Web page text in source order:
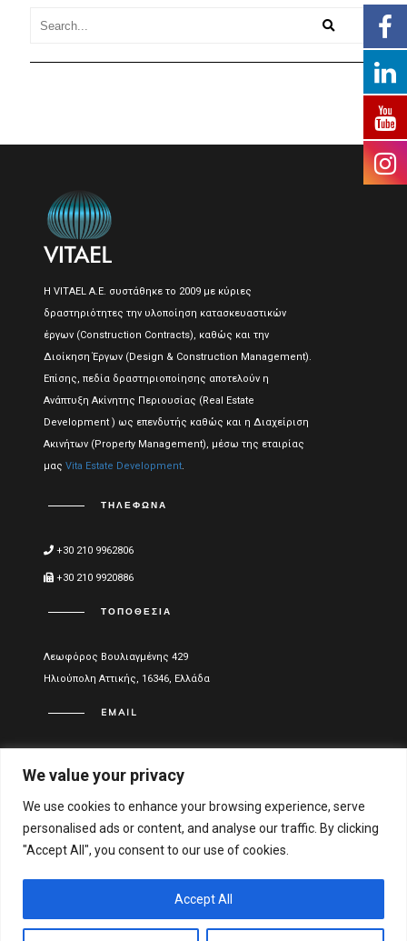
We value your privacy
We use cookies to enhance your browsing experience, serve
personalised ads or content, and analyse our traffic. By clicking
"Accept All", you consent to our use of cookies.
Accept All
Η VITAEL A.E. συστάθηκε το 2009 με κύριες
δραστηριότητες την υλοποίηση κατασκευαστικών
έργων (Construction Contracts), καθώς και την
Διοίκηση Έργων (Design & Construction Management).
Επίσης, πεδία δραστηριοποίησης αποτελούν η
Ανάπτυξη Ακίνητης Περιουσίας (Real Estate
Development ) ως επενδυτής καθώς και η Διαχείριση
Ακινήτων (Property Management), μέσω της εταιρίας
μας Vita Estate Development.
ΤΗΛΈΦΩΝΑ
+30 210 9962806
+30 210 9920886
ΤΟΠΟΘΕΣΊΑ
Λεωφόρος Βουλιαγμένης 429
Ηλιούπολη Αττικής, 16346, Ελλάδα
EMAIL
Αριθμός Γενικού Εμπορικού Μητρώου Ελλάδος: